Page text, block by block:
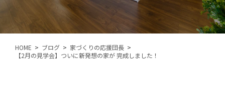
HOME ブログ
家づくりの応援団長
【2月の見学会】ついに新発想の家が 完成しました！